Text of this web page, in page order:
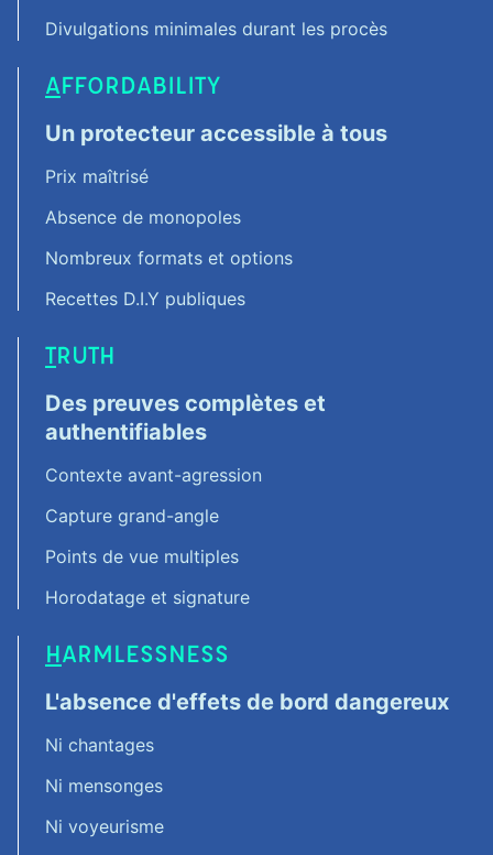
Divulgations minimales durant les procès
AFFORDABILITY
Un protecteur accessible à tous
Prix maîtrisé
Absence de monopoles
Nombreux formats et options
Recettes D.I.Y publiques
TRUTH
Des preuves complètes et
authentifiables
Contexte avant-agression
Capture grand-angle
Points de vue multiples
Horodatage et signature
HARMLESSNESS
L'absence d'effets de bord dangereux
Ni chantages
Ni mensonges
Ni voyeurisme